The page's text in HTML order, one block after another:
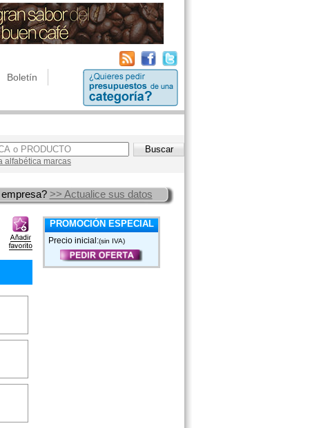
Boletín
alfabética marcas
>> Actualice sus datos
PROMOCIÓN ESPECIAL
Precio inicial:(sin IVA)